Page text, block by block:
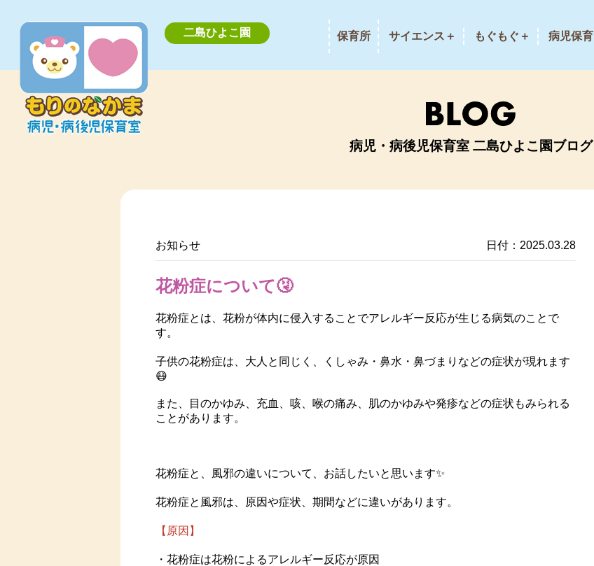
二島ひよこ園 保育所 サイエンス＋ もぐもぐ＋ 病児保育
病児・病後児保育室 二島ひよこ園ブログ
お知らせ 日付：2025.03.28
花粉症について🤧
花粉症とは、花粉が体内に侵入することでアレルギー反応が生じる病気のことで
す。
子供の花粉症は、大人と同じく、くしゃみ・鼻水・鼻づまりなどの症状が現れます
😷
また、目のかゆみ、充血、咳、喉の痛み、肌のかゆみや発疹などの症状もみられる
ことがあります。
花粉症と、風邪の違いについて、お話したいと思います✨
花粉症と風邪は、原因や症状、期間などに違いがあります。
【原因】
・花粉症は花粉によるアレルギー反応が原因